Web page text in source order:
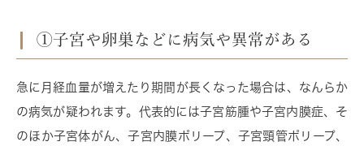
①子宮や卵巣などに病気や異常がある
急に月経血量が増えたり期間が長くなった場合は、なんらか
の病気が疑われます。代表的には子宮筋腫や子宮内膜症、そ
のほか子宮体がん、子宮内膜ポリープ、 子宮頸管ポリープ、